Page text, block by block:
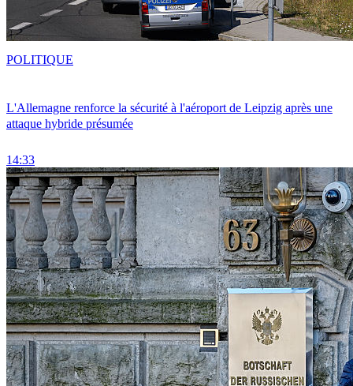
L'Allemagne renforce la sécurité à l'aéroport de Leipzig après une
attaque hybride présumée
14:33
POLITIQUE